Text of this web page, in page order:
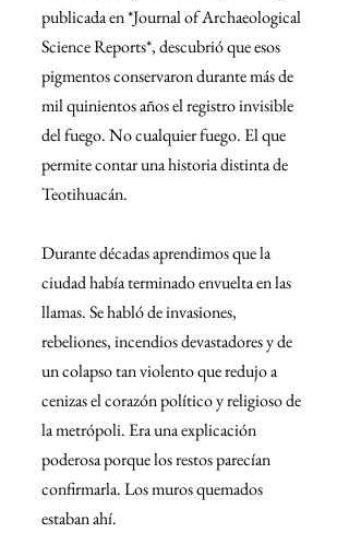
publicada en *Journal of Archaeological
Science Reports*, descubrió que esos
pigmentos conservaron durante más de
mil quinientos años el registro invisible
del fuego. No cualquier fuego. El que
permite contar una historia distinta de
Teotihuacán.
Durante décadas aprendimos que la
ciudad había terminado envuelta en las
llamas. Se habló de invasiones,
rebeliones, incendios devastadores y de
un colapso tan violento que redujo a
cenizas el corazón político y religioso de
la metrópoli. Era una explicación
poderosa porque los restos parecían
confirmarla. Los muros quemados
estaban ahí.